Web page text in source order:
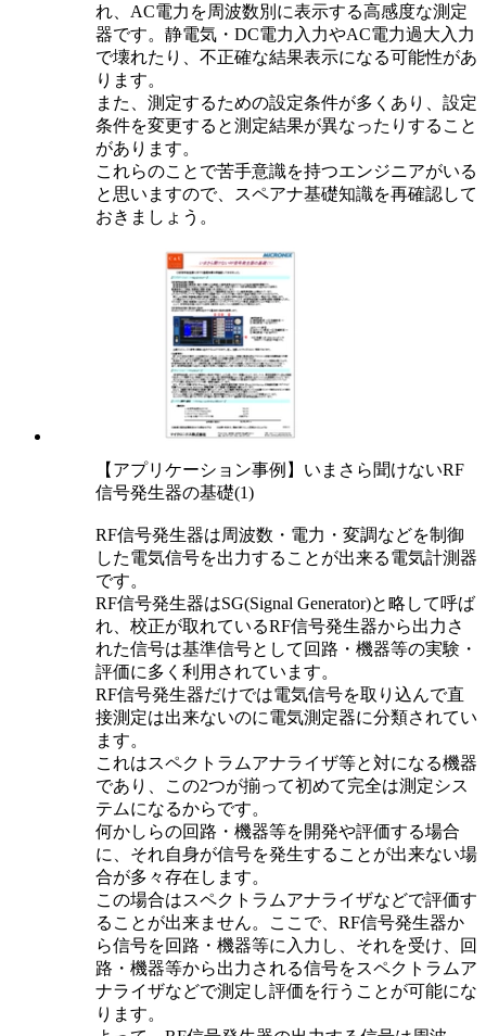
れ、AC電力を周波数別に表示する高感度な測定
器です。静電気・DC電力入力やAC電力過大入力
で壊れたり、不正確な結果表示になる可能性があ
ります。
また、測定するための設定条件が多くあり、設定
条件を変更すると測定結果が異なったりすること
があります。
これらのことで苦手意識を持つエンジニアがいる
と思いますので、スペアナ基礎知識を再確認して
おきましょう。
【アプリケーション事例】いまさら聞けないRF
信号発生器の基礎(1)
RF信号発生器は周波数・電力・変調などを制御
した電気信号を出力することが出来る電気計測器
です。
RF信号発生器はSG(Signal Generator)と略して呼ば
れ、校正が取れているRF信号発生器から出力さ
れた信号は基準信号として回路・機器等の実験・
評価に多く利用されています。
RF信号発生器だけでは電気信号を取り込んで直
接測定は出来ないのに電気測定器に分類されてい
ます。
これはスペクトラムアナライザ等と対になる機器
であり、この2つが揃って初めて完全は測定シス
テムになるからです。
何かしらの回路・機器等を開発や評価する場合
に、それ自身が信号を発生することが出来ない場
合が多々存在します。
この場合はスペクトラムアナライザなどで評価す
ることが出来ません。ここで、RF信号発生器か
ら信号を回路・機器等に入力し、それを受け、回
路・機器等から出力される信号をスペクトラムア
ナライザなどで測定し評価を行うことが可能にな
ります。